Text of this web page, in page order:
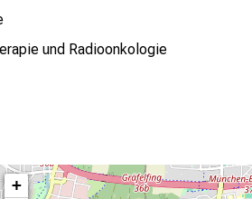
und Radioonkologie
+